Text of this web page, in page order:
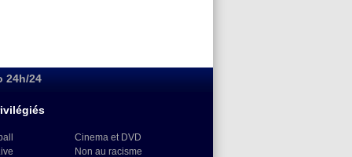
24h/24
Cinema et DVD
Non au racisme